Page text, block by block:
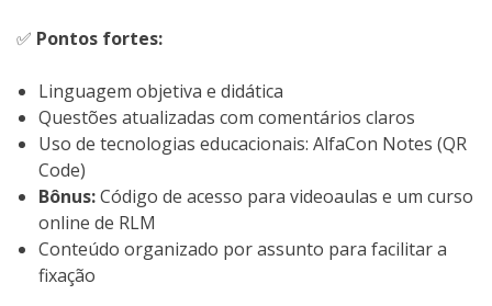
✅ Pontos fortes:
Linguagem objetiva e didática
Questões atualizadas com comentários claros
Uso de tecnologias educacionais: AlfaCon Notes (QR
Code)
Bônus:Código de acesso para videoaulas e um curso
online de RLM
Conteúdo organizado por assunto para facilitar a
fixação